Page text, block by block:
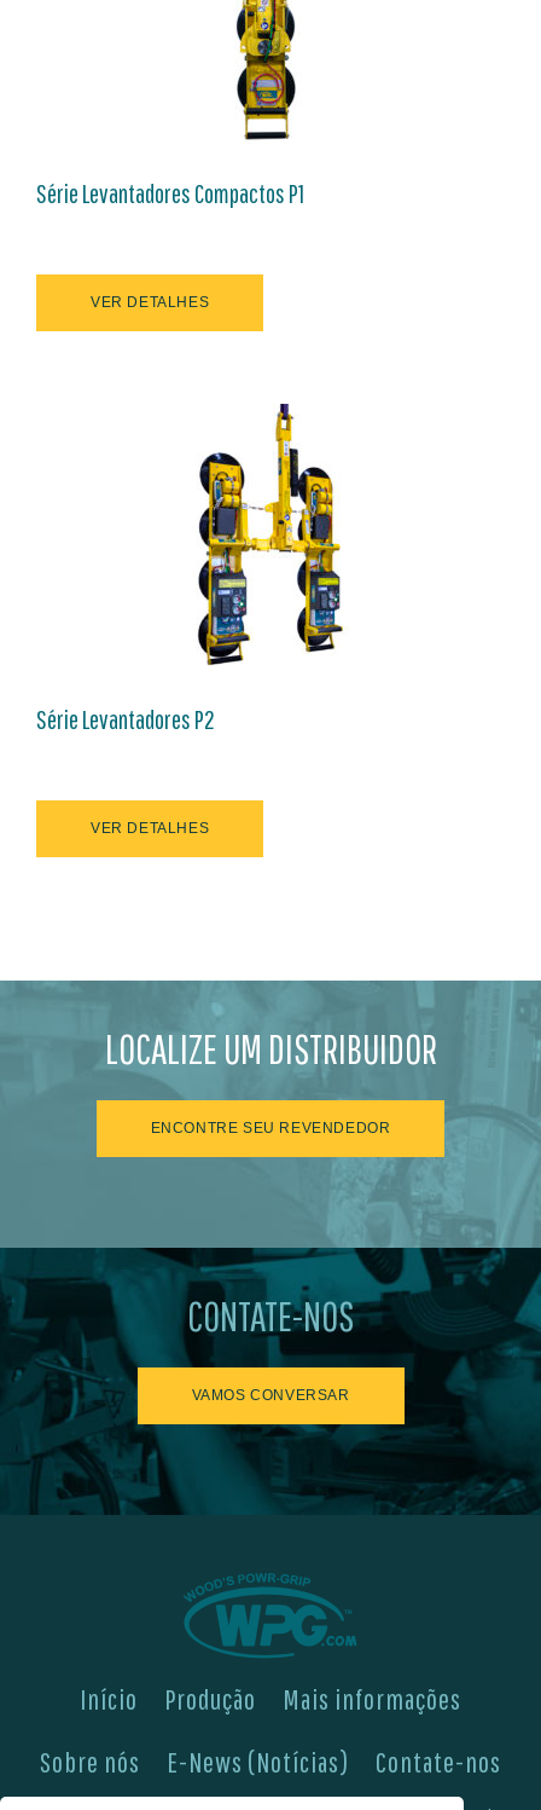
Série Levantadores Compactos P1
VER DETALHES
Série Levantadores P2
VER DETALHES
LOCALIZE UM DISTRIBUIDOR
ENCONTRE SEU REVENDEDOR
CONTATE-NOS
VAMOS CONVERSAR
Início Produção
Mais informações
Sobre nós
E-News (Notícias) Contate-nos